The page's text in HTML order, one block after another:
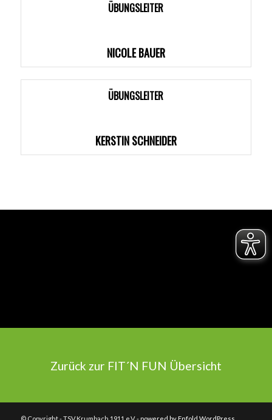
ÜBUNGSLEITER
NICOLE BAUER
ÜBUNGSLEITER
KERSTIN SCHNEIDER
Zurück zur FIT´N FUN Übersicht
© Copyright - TSV Krumbach 1911 e.V. - powered by Enfold WordPress